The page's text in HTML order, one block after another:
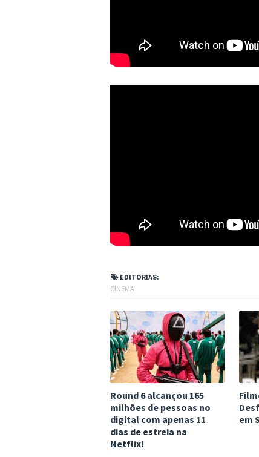
EDITORIAS:
CINEMA
Round 6 alcançou 165
milhões de pessoas no
digital com apenas 11
dias de estreia na
Netflix!
em